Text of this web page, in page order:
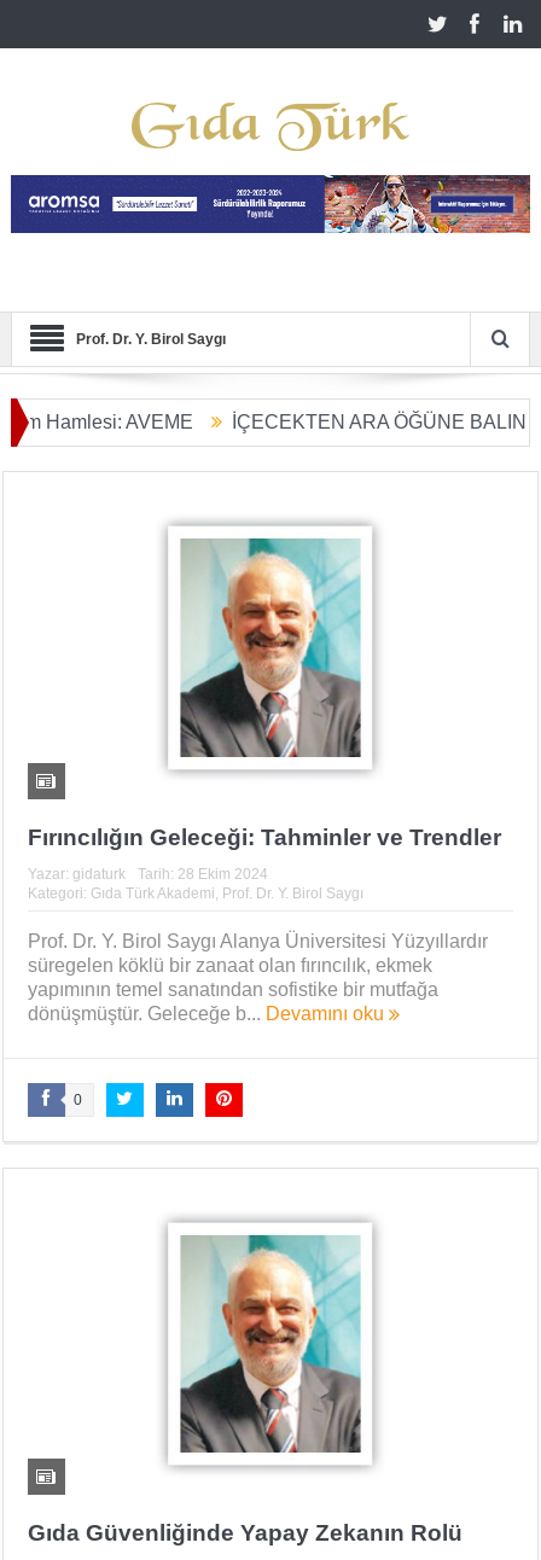
Prof. Dr. Y. Birol Saygı
AVEME İÇECEKTEN ARA ÖĞÜNE BALIN
Başladı
Fırıncılığın Geleceği: Tahminler ve Trendler
Yazar: gidaturk Tarih: 28 Ekim 2024
Kategori: Gıda Türk Akademi, Prof. Dr. Y. Birol Saygı
Prof. Dr. Y. Birol Saygı Alanya Üniversitesi Yüzyıllardır
süregelen köklü bir zanaat olan fırıncılık, ekmek
yapımının temel sanatından sofistike bir mutfağa
dönüşmüştür. Geleceğe b... Devamını oku
0
Gıda Güvenliğinde Yapay Zekanın Rolü